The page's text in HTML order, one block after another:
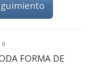
FORMA DE